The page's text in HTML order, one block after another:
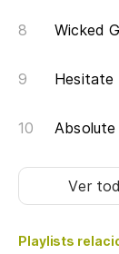
Wicked
Hesitate
Absolute
Ver
Playlists